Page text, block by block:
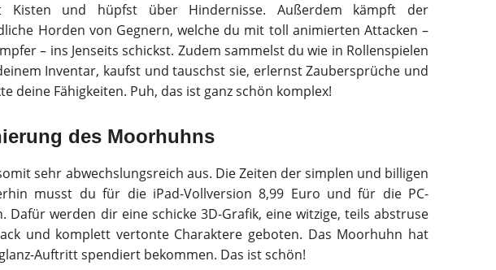
Kisten und hüpfst über Hindernisse. Außerdem kämpft der
Horden von Gegnern, welche du mit toll animierten Attacken –
– ins Jenseits schickst. Zudem sammelst du wie in Rollenspielen
Inventar, kaufst und tauschst sie, erlernst Zaubersprüche und
deine Fähigkeiten. Puh, das ist ganz schön komplex!
des Moorhuhns
sehr abwechslungsreich aus. Die Zeiten der simplen und billigen
musst du für die iPad-Vollversion 8,99 Euro und für die PC-
Dafür werden dir eine schicke 3D-Grafik, eine witzige, teils abstruse
und komplett vertonte Charaktere geboten. Das Moorhuhn hat
Auftritt spendiert bekommen. Das ist schön!